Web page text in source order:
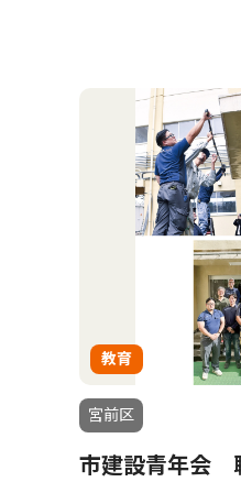
教育
宮前区
市建設青年会